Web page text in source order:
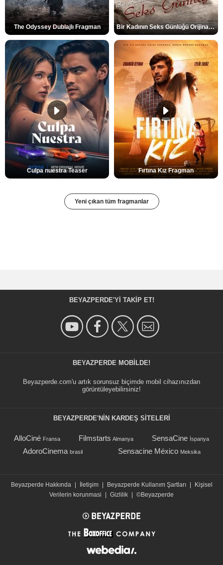
The Odyssey Dublajlı Fragman Bir Kadının Seks Günlüğü Orijinal Fragman
Culpa nuestra Teaser Fırtına Kız Fragman
Yeni çıkan tüm fragmanlar
BEYAZPERDE'YI TAKIP ET!
BEYAZPERDE MOBILDE!
Beyazperde.com'u artık sorunsuz biçimde mobil cihazınızdan
görüntüleyebilirsiniz!
BEYAZPERDE'NIN KARDEŞ SİTELERİ
AlloCiné Fransa Filmstarts Almanya SensaCine İspanya
AdoroCinema brasil Sensacine México Meksika
Beyazperde Hakkında İletişim Beyazperde Kullanım Şartları
Kişisel
Verilerin korunmasi
Gizlilik ©Beyazperde